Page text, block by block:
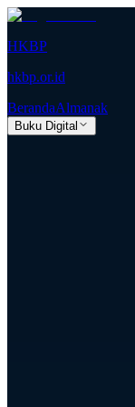
HKBP
hkbp.or.id
BerandaAlmanak
Buku Digital